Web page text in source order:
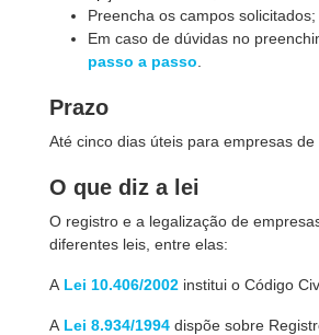
Preencha os campos solicitados;
Em caso de dúvidas no
passo a passo
Prazo
Até cinco dias úteis para empresas de
O que diz a lei
O registro e a legalização de
diferentes leis, entre elas:
A Lei 10.406/2002 institui o Código
A Lei 8.934/1994 dispõe sobre